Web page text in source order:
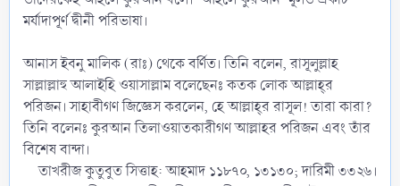
মর্যাদাপূর্ণ দ্বীনী পরিভাষা।
আনাস ইবনু মালিক (রাঃ) থেকে বর্ণিত। তিনি বলেন, রাসূলুল্লাহ
সাল্লাল্লাহু আলাইহি ওয়াসাল্লাম বলেছেনঃ কতক লোক আল্লাহ্‌র
পরিজন। সাহাবীগণ জিজ্ঞেস করলেন, হে আল্লাহ্‌র রাসূল! তারা কারা?
তিনি বলেনঃ কুরআন তিলাওয়াতকারীগণ আল্লাহর পরিজন এবং তাঁর
বিশেষ বান্দা।
তাখরীজ কুতুবুত সিত্তাহ: আহমাদ ১১৮৭০, ১৩১৩০; দারিমী ৩৩২৬।